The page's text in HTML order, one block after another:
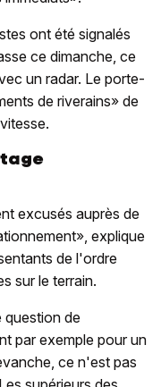
ont été signalés
ce dimanche, ce
un radar. Le porte-
de riverains» de
excusés auprès de
explique
de l'ordre
sur le terrain.
question de
par exemple pour un
ce n'est pas